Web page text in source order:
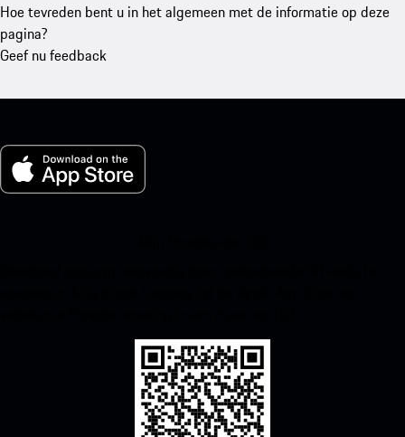
Hoe tevreden bent u in het algemeen met de informatie op deze
pagina?
Geef nu feedback